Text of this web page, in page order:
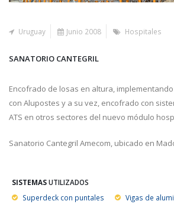
Uruguay Junio 2008 Hospitales
SANATORIO CANTEGRIL
Encofrado de losas en altura,
con Alupostes y a su vez, encofrado con
ATS en otros sectores del nuevo módulo
Sanatorio Cantegril Amecom, ubicado en
SISTEMASUTILIZADOS
Superdeck con puntales
Vigas de